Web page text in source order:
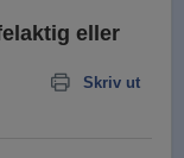
eller
Skriv ut